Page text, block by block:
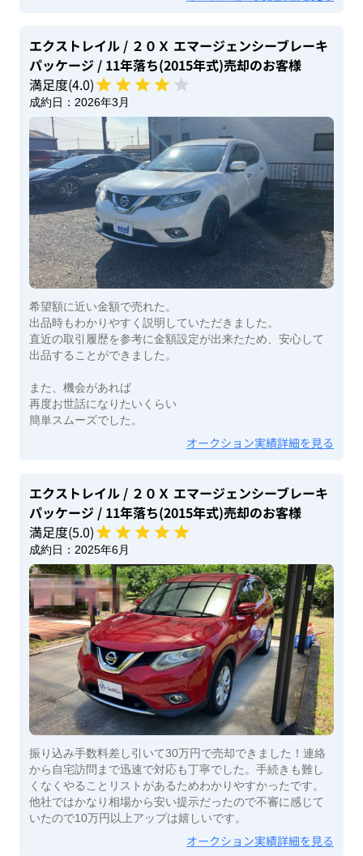
エクストレイル / ２０Ｘ エマージェンシーブレーキ
パッケージ / 11年落ち(2015年式)売却のお客様
満足度(4.0)
成約日： 2026年3月
希望額に近い金額で売れた。
出品時もわかりやすく説明していただきました。
直近の取引履歴を参考に金額設定が出来たため、安心して
出品することができました。
また、機会があれば
再度お世話になりたいくらい
簡単スムーズでした。
オークション実績詳細を見る
エクストレイル / ２０Ｘ エマージェンシーブレーキ
パッケージ / 11年落ち(2015年式)売却のお客様
満足度(5.0)
成約日： 2025年6月
振り込み手数料差し引いて30万円で売却できました！連絡
から自宅訪問まで迅速で対応も丁寧でした。手続きも難し
くなくやることリストがあるためわかりやすかったです。
他社ではかなり相場から安い提示だったので不審に感じて
いたので10万円以上アップは嬉しいです。
オークション実績詳細を見る